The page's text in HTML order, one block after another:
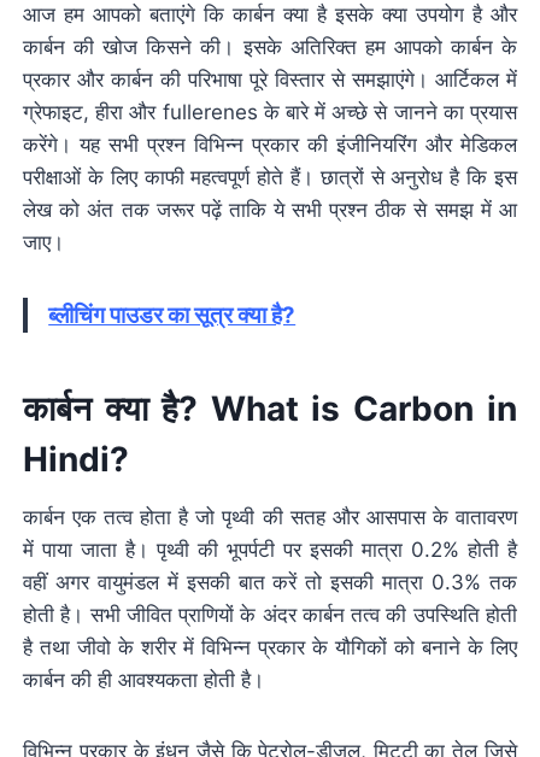
आज हम आपको बताएंगे कि कार्बन क्या है इसके क्या उपयोग है और
कार्बन की खोज किसने की। इसके अतिरिक्त हम आपको कार्बन के
प्रकार और कार्बन की परिभाषा पूरे विस्तार से समझाएंगे। आर्टिकल में
ग्रेफाइट, हीरा और fullerenes के बारे में अच्छे से जानने का प्रयास
करेंगे। यह सभी प्रश्न विभिन्न प्रकार की इंजीनियरिंग और मेडिकल
परीक्षाओं के लिए काफी महत्वपूर्ण होते हैं। छात्रों से अनुरोध है कि इस
लेख को अंत तक जरूर पढ़ें ताकि ये सभी प्रश्न ठीक से समझ में आ
जाए।
ब्लीचिंग पाउडर का सूत्र क्या है?
कार्बन क्या है? What is Carbon in
Hindi?
कार्बन एक तत्व होता है जो पृथ्वी की सतह और आसपास के वातावरण
में पाया जाता है। पृथ्वी की भूपर्पटी पर इसकी मात्रा 0.2% होती है
वहीं अगर वायुमंडल में इसकी बात करें तो इसकी मात्रा 0.3% तक
होती है। सभी जीवित प्राणियों के अंदर कार्बन तत्व की उपस्थिति होती
है तथा जीवो के शरीर में विभिन्न प्रकार के यौगिकों को बनाने के लिए
कार्बन की ही आवश्यकता होती है।
विभिन्न प्रकार के इंधन जैसे कि पेट्रोल-डीजल, मिट्टी का तेल जिसे